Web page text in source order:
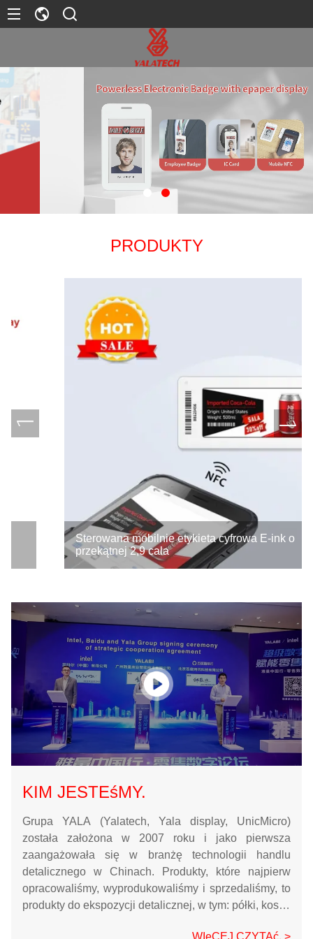
PRODUKTY
Sterowana mobilnie etykieta cyfrowa E-ink o
przekątnej 2,9 cala
KIM JESTEśMY.
Grupa YALA (Yalatech, Yala display, UnicMicro)
została założona w 2007 roku i jako pierwsza
zaangażowała się w branżę technologii handlu
detalicznego w Chinach. Produkty, które najpierw
opracowaliśmy, wyprodukowaliśmy i sprzedaliśmy, to
produkty do ekspozycji detalicznej, w tym: półki, kosze
WIęCEJ CZYTAć. >